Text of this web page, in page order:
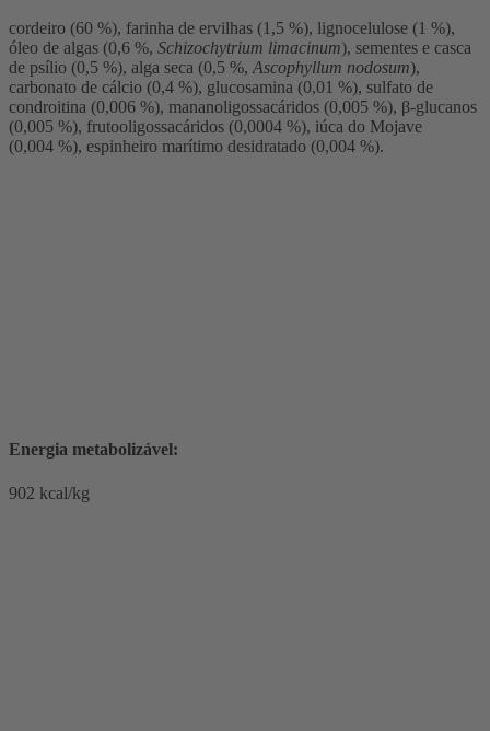
cordeiro (60 %), farinha de ervilhas (1,5 %), lignocelulose (1 %),
óleo de algas (0,6 %, Schizochytrium limacinum), sementes e casca
de psílio (0,5 %), alga seca (0,5 %, Ascophyllum nodosum),
carbonato de cálcio (0,4 %), glucosamina (0,01 %), sulfato de
condroitina (0,006 %), mananoligossacáridos (0,005 %), β-glucanos
(0,005 %), frutooligossacáridos (0,0004 %), iúca do Mojave
(0,004 %), espinheiro marítimo desidratado (0,004 %).
Energia metabolizável:
902 kcal/kg